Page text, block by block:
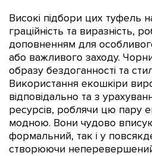
Високі підбори цих туфель
граційність та виразність,
доповненням для
або важливого заходу.
образу бездоганності та
Використання екошкіри
відповідально та з
ресурсів, роблячи цю пару
модною. Вони чудово
формальний, так і у
створюючи